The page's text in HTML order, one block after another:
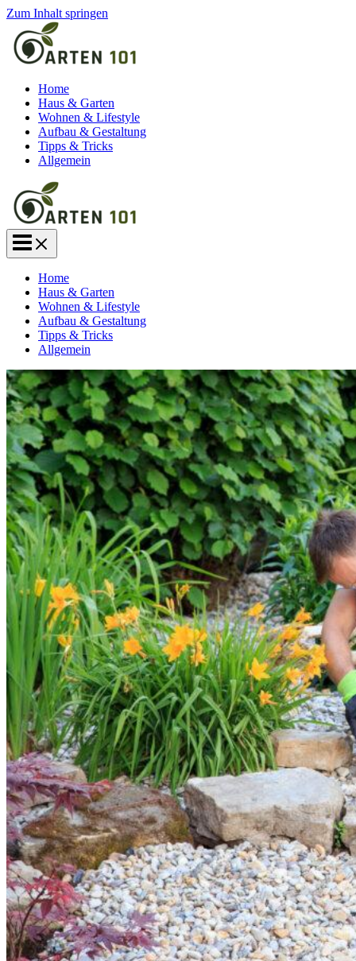
Zum Inhalt springen
Home
Haus & Garten
Wohnen & Lifestyle
Aufbau & Gestaltung
Tipps & Tricks
Allgemein
Home
Haus & Garten
Wohnen & Lifestyle
Aufbau & Gestaltung
Tipps & Tricks
Allgemein